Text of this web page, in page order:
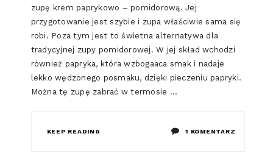
zupę krem paprykowo – pomidorową. Jej
przygotowanie jest szybie i zupa właściwie sama się
robi. Poza tym jest to świetna alternatywa dla
tradycyjnej zupy pomidorowej. W jej skład wchodzi
również papryka, która wzbogaaca smak i nadaje
lekko wędzonego posmaku, dzięki pieczeniu papryki.
Można tę zupę zabrać w termosie …
KEEP READING 1 KOMENTARZ